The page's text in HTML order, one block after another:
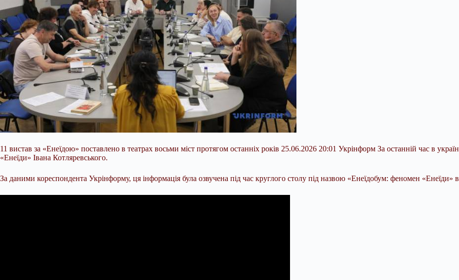
11 вистав за «Енеїдою» поставлено в театрах восьми міст протягом останніх років 25.06.2026 20:01 Укрінформ За останній час в
«Енеїди» Івана Котляревського.
За даними кореспондента Укрінформу, ця інформація була озвучена під час круглого столу під назвою «Енеїдобум: феномен «Енеїди» в